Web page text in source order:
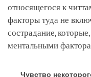
относящегося к
факторы туда не
сострадание,
ментальными
Чувство